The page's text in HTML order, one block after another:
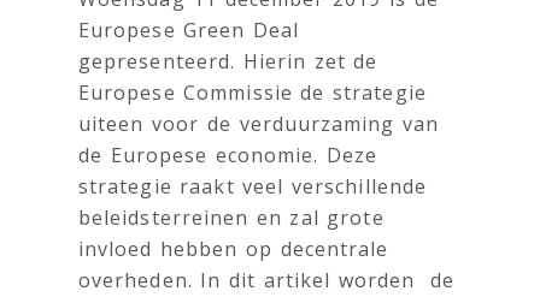
Europese Green Deal
gepresenteerd. Hierin zet de
Europese Commissie de strategie
uiteen voor de verduurzaming van
de Europese economie. Deze
strategie raakt veel verschillende
beleidsterreinen en zal grote
invloed hebben op decentrale
overheden. In dit artikel worden de